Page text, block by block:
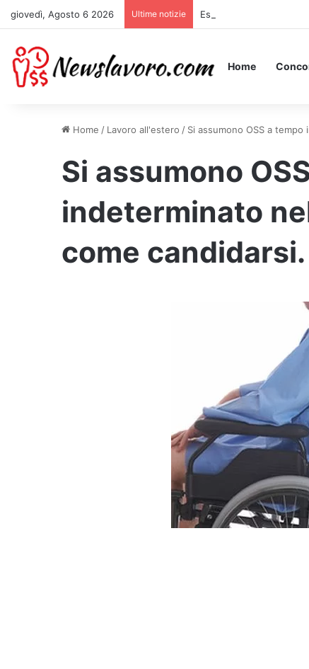
giovedì, Agosto 6 2026 Ultime notizie Essere Pagati per Stare
Home
Home / Lavoro all'estero / Si assumono OSS a
Si assumono
indeterminato
come candidarsi.